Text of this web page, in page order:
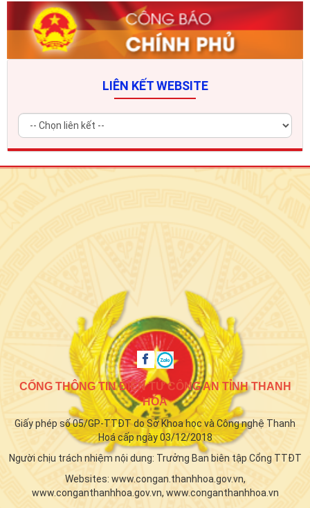
LIÊN KẾT WEBSITE
CỔNG THÔNG TIN ĐIỆN TỬ CÔNG AN TỈNH THANH
HÓA
Giấy phép số 05/GP-TTĐT do Sở Khoa học và Công nghệ Thanh
Hoá cấp ngày 03/12/2018
Người chịu trách nhiệm nội dung: Trưởng Ban biên tập Cổng TTĐT
Websites: www.congan.thanhhoa.gov.vn,
www.conganthanhhoa.gov.vn, www.conganthanhhoa.vn